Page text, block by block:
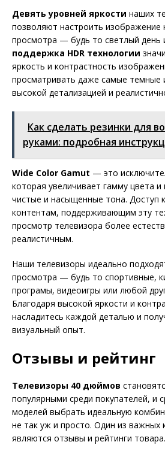
Девять уровней яркости наших
позволяют настроить изображение
просмотра — будь то светлый день
поддержка HDR технологии
яркость и контрастность
просматривать даже самые темные
высокой детализацией и
Как сделать резинки для
руками: подробная
Wide Color Gamut — это
которая увеличивает гамму цвета и
чистые и насыщенные тона. Доступ
контентам, поддерживающим эту
просмотр телевизора более
реалистичным.
Наши телевизоры идеально
просмотра — будь то спортивные,
програмы, видеоигры или любой
Благодаря высокой яркости и
насладитесь каждой деталью и
визуальный опыт.
Отзывы и рейтинг
Телевизоры 40 дюймов
популярными среди покупателей, и
моделей выбрать идеальную
не так уж и просто. Один из важных
являются отзывы и рейтинги товара.